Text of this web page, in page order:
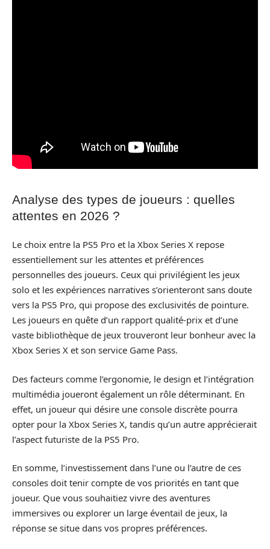
Analyse des types de joueurs : quelles
attentes en 2026 ?
Le choix entre la PS5 Pro et la Xbox Series X repose
essentiellement sur les attentes et préférences
personnelles des joueurs. Ceux qui privilégient les jeux
solo et les expériences narratives s’orienteront sans doute
vers la PS5 Pro, qui propose des exclusivités de pointure.
Les joueurs en quête d’un rapport qualité-prix et d’une
vaste bibliothèque de jeux trouveront leur bonheur avec la
Xbox Series X et son service Game Pass.
Des facteurs comme l’ergonomie, le design et l’intégration
multimédia joueront également un rôle déterminant. En
effet, un joueur qui désire une console discrète pourra
opter pour la Xbox Series X, tandis qu’un autre apprécierait
l’aspect futuriste de la PS5 Pro.
En somme, l’investissement dans l’une ou l’autre de ces
consoles doit tenir compte de vos priorités en tant que
joueur. Que vous souhaitiez vivre des aventures
immersives ou explorer un large éventail de jeux, la
réponse se situe dans vos propres préférences.